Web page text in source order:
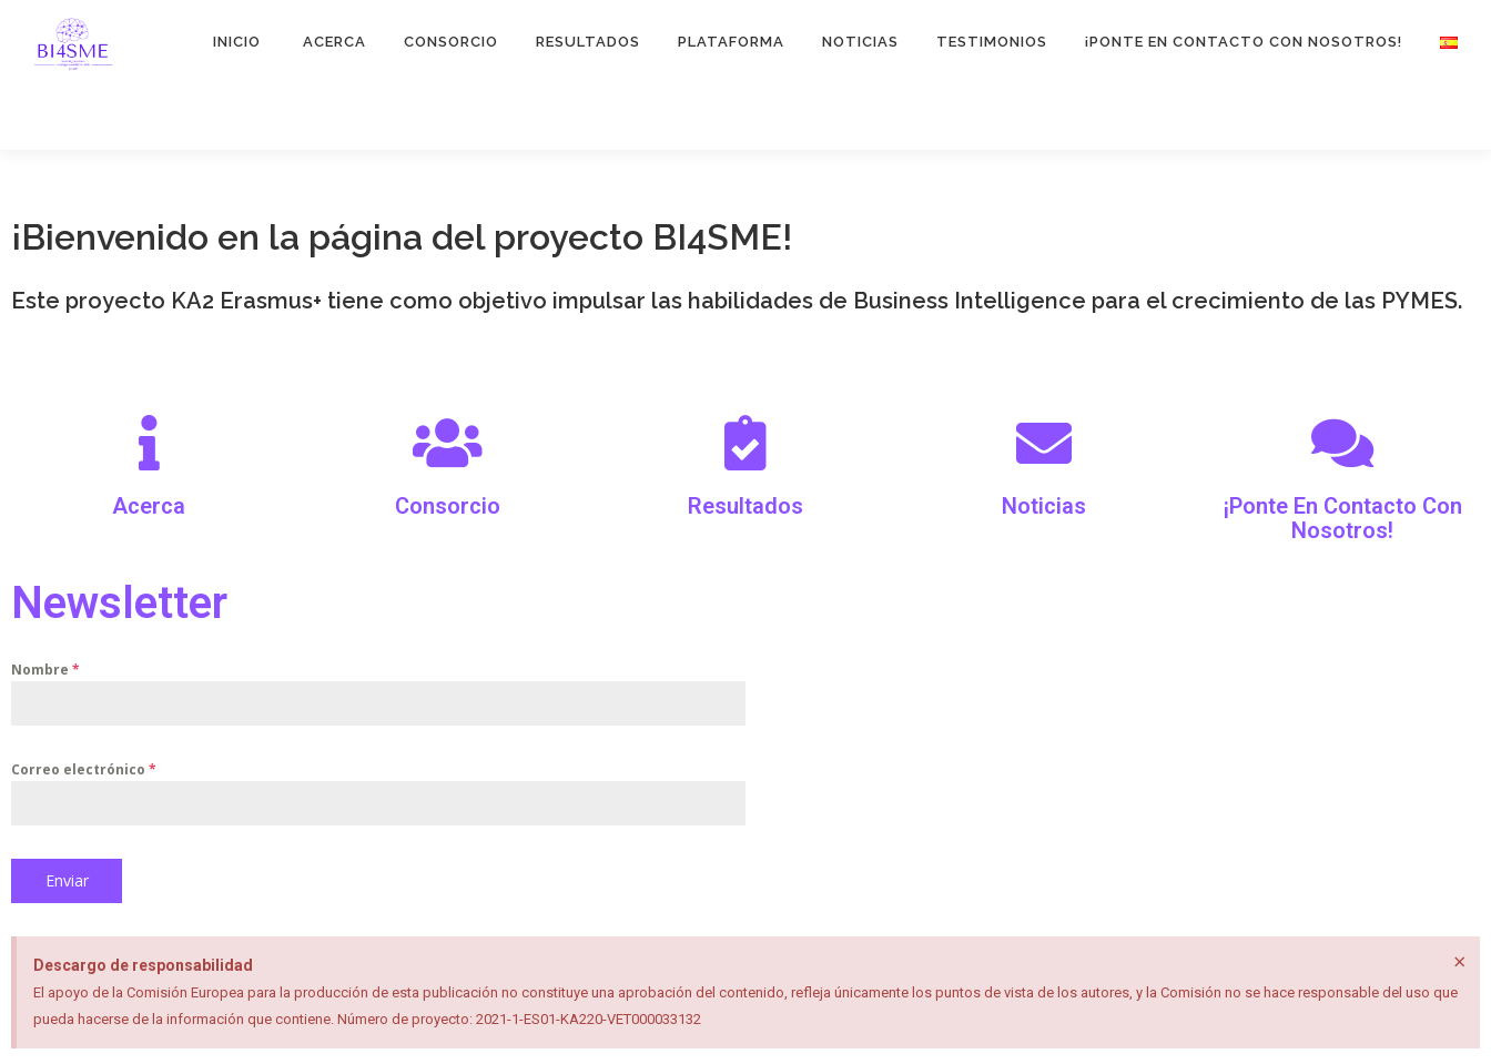
INICIO ACERCA CONSORCIO RESULTADOS PLATAFORMA NOTICIAS TESTIMONIOS ¡PONTE EN CONTACTO CON NOSOTROS!
¡Bienvenido en la página del proyecto BI4SME!
Este proyecto KA2 Erasmus+ tiene como objetivo impulsar las habilidades de Business Intelligence para el crecimiento de las PYMES.
Acerca Consorcio Resultados Noticias
¡Ponte En Contacto Con
Nosotros!
Newsletter
Nombre *
Correo electrónico *
Enviar
Descargo de responsabilidad
El apoyo de la Comisión Europea para la producción de esta publicación no constituye una aprobación del contenido, refleja únicamente los puntos de vista de los autores, y la Comisión no se hace responsable del uso que
pueda hacerse de la información que contiene. Número de proyecto: 2021-1-ES01-KA220-VET000033132
×